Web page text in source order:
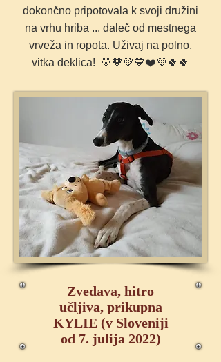
dokončno pripotovala k svoji družini
na vrhu hriba ... daleč od mestnega
vrveža in ropota. Uživaj na polno,
vitka deklica! 💛🧡💚💙❤️💜🍀🍀
Zvedava, hitro
učljiva, prikupna
KYLIE (v Sloveniji
od 7. julija 2022)